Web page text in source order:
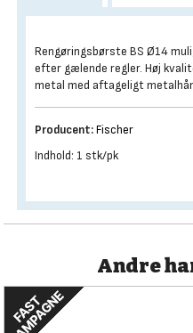
Rengøringsbørste BS Ø14
efter gælende regler. Høj
metal med aftageligt
Producent:Fischer
Indhold: 1 stk/pk
Andre